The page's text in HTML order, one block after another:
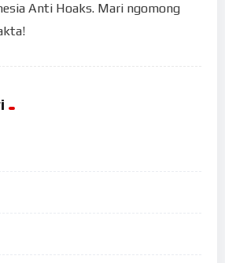
Anti Hoaks. Mari ngomong